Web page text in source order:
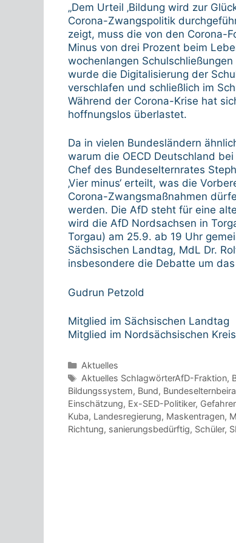
„Dem Urteil ‚Bildung wird zur
Corona-Zwangspolitik
zeigt, muss die von den Corona-
Minus von drei Prozent beim
wochenlangen
wurde die Digitalisierung der
verschlafen und schließlich im
Während der Corona-Krise hat
hoffnungslos überlastet.
Da in vielen Bundesländern
warum die OECD Deutschland
Chef des Bundeselternrates
‚Vier minus‘ erteilt, was die
Corona-Zwangsmaßnahmen
werden. Die AfD steht für eine
wird die AfD Nordsachsen in
Torgau) am 25.9. ab 19 Uhr
Sächsischen Landtag, MdL Dr.
insbesondere die Debatte um
Gudrun Petzold
Mitglied im Sächsischen Landtag
Mitglied im Nordsächsischen
Kategorien
Aktuelles
Schlagwörter
Aktuelles SchlagwörterAfD-Fraktion,
Bildungssystem, Bund,
Einschätzung, Ex-SED-Politiker,
Kuba, Landesregierung, Maskentragen,
Richtung, sanierungsbedürftig, Schüler,